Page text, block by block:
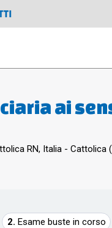
ai
RN, Italia - Cattolica
Esame buste in corso